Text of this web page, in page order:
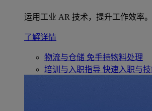
运用工业 AR 技术，提升工作效率。
了解详情
物流与仓储 免手持物料处理
培训与入职指导 快速入职与